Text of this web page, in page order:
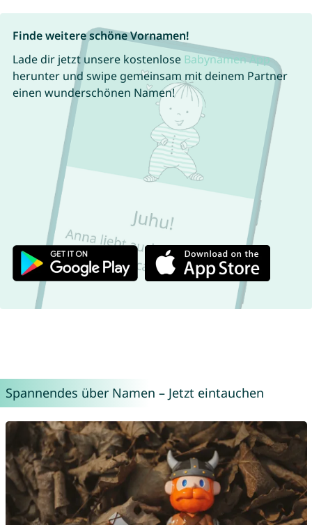
Finde weitere schöne Vornamen!
Lade dir jetzt unsere kostenlose Babynamen App
herunter und swipe gemeinsam mit deinem Partner
einen wunderschönen Namen!
Spannendes über Namen – Jetzt eintauchen